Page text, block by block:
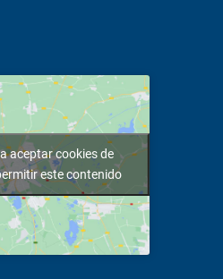
aceptar cookies de
este contenido